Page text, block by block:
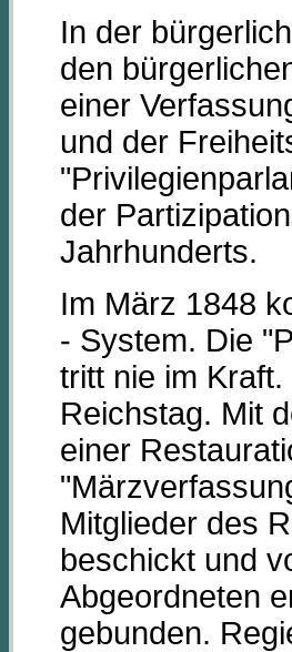
In der
den
einer
und der
der
Jahrhunderts.
Im März 1848
- System. Die
tritt nie im
Reichstag. Mit
einer
Mitglieder des
beschickt und
Abgeordneten
gebunden.